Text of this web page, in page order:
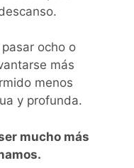
ocho o
más
menos
y profunda.
mucho más